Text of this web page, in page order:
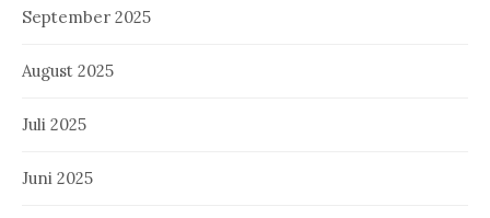
September 2025
August 2025
Juli 2025
Juni 2025